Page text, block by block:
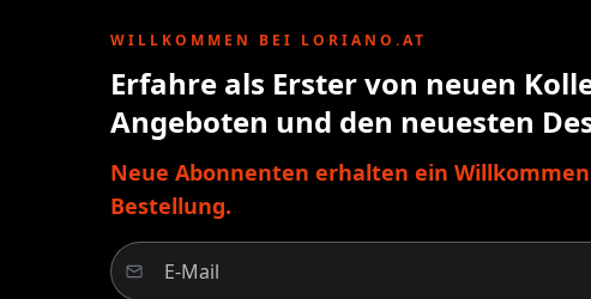
WILLKOMMEN BEI LORIANO.AT
Erfahre als Erster von neuen
Angeboten und den neuesten
Neue Abonnenten erhalten ein
Bestellung.